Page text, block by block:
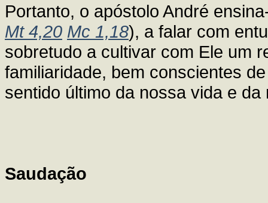
Portanto, o apóstolo André
Mt 4,20 Mc 1,18), a falar com
sobretudo a cultivar com Ele um
familiaridade, bem conscientes
sentido último da nossa vida e da
Saudação